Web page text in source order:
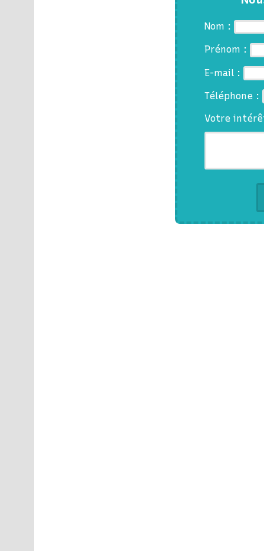
Nom :
Prénom :
E-mail :
Téléphone :
Votre